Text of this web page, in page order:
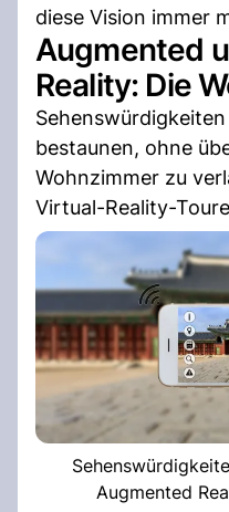
diese Vision immer
Augmented
Reality: Die
bestaunen, ohne
Wohnzimmer zu
Virtual-Reality-
Augmented